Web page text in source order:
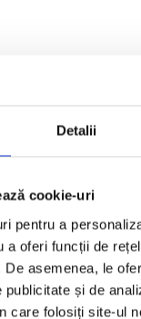
Detalii
cookie-uri
pentru a
a oferi funcții de
asemenea, le
publicitate și de
care folosiți site-ul